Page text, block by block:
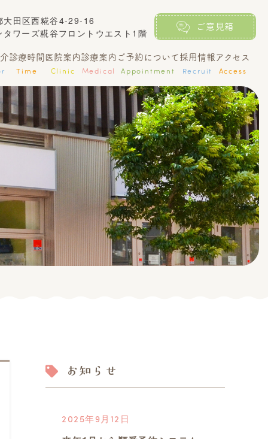
田区西糀谷4-29-16
タワーズ糀谷フロントウエスト1階
ご意見箱
診療時間
Time
医院案内
Clinic
診療案内
Medical
ご予約について
Appointment
採用情報
Recruit
アクセス
Access
お知らせ
2025年9月12日